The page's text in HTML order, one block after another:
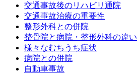
交通事故後のリハビリ通院
交通事故治療の重要性
整形外科との併院
整骨院と病院・整形外科の違い
様々なむちうち症状
病院との併院
自動車事故